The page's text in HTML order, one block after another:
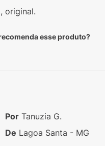
original.
esse produto?
Por Tanuzia G.
De Lagoa Santa - MG